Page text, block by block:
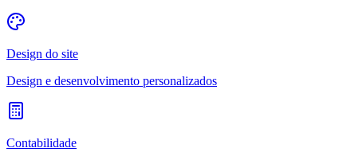
Design do site
Design e desenvolvimento personalizados
Contabilidade